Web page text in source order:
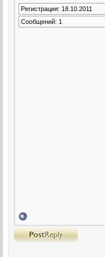
Регистрация: 18.10.2011
Сообщений: 1